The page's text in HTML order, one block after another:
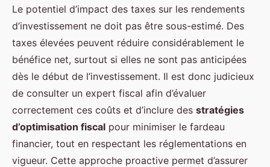
Le potentiel d’impact des taxes sur les rendements
d’investissement ne doit pas être sous-estimé. Des
taxes élevées peuvent réduire considérablement le
bénéfice net, surtout si elles ne sont pas anticipées
dès le début de l’investissement. Il est donc judicieux
de consulter un expert fiscal afin d’évaluer
correctement ces coûts et d’inclure des stratégies
d’optimisation fiscal pour minimiser le fardeau
financier, tout en respectant les réglementations en
vigueur. Cette approche proactive permet d’assurer